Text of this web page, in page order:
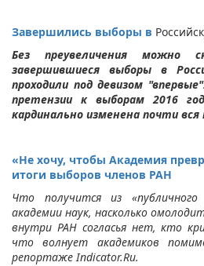
Завершились выборы в
Без преувеличения можно
завершившиеся выборы в
проходили под девизом
претензии к выборам 2016
кардинально изменена почти вся
«Не хочу, чтобы Академия
итоги выборов членов РАН
Что получится из «публичного
академии наук, насколько
внутри РАН согласья нет, кто
что волнует академиков
репортаже Indicator.Ru.